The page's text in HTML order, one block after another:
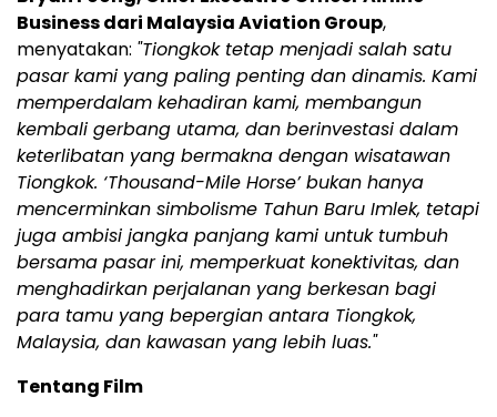
Business dari Malaysia Aviation Group,
menyatakan: "Tiongkok tetap menjadi salah satu
pasar kami yang paling penting dan dinamis. Kami
memperdalam kehadiran kami, membangun
kembali gerbang utama, dan berinvestasi dalam
keterlibatan yang bermakna dengan wisatawan
Tiongkok. ‘Thousand-Mile Horse’ bukan hanya
mencerminkan simbolisme Tahun Baru Imlek, tetapi
juga ambisi jangka panjang kami untuk tumbuh
bersama pasar ini, memperkuat konektivitas, dan
menghadirkan perjalanan yang berkesan bagi
para tamu yang bepergian antara Tiongkok,
Malaysia, dan kawasan yang lebih luas."
Tentang Film